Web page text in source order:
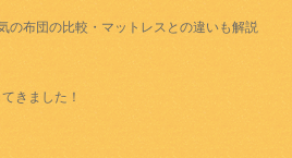
の布団の比較・マットレスとの違いも解説
きました！